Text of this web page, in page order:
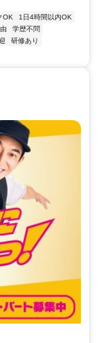
OK
1日4時間以内OK
学歴不問
研修あり